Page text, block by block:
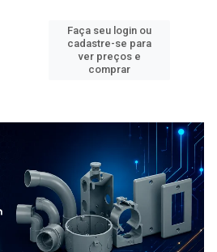
Faça seu login ou
cadastre-se para
ver preços e
comprar